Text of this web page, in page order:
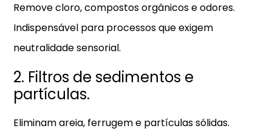
Remove cloro, compostos orgânicos e odores.
Indispensável para processos que exigem
neutralidade sensorial.
2. Filtros de sedimentos e
partículas.
Eliminam areia, ferrugem e partículas sólidas.